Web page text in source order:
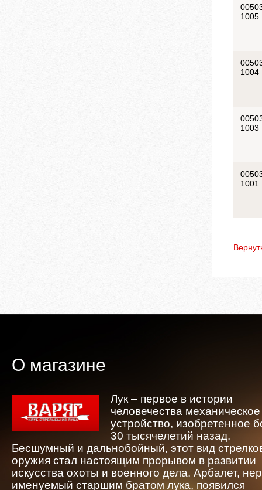
1005
1004
1003
1001
О магазине
Лук – первое в истории
человечества механическое
устройство, изобретенное
30 тысячелетий назад.
Бесшумный и дальнобойный, этот вид
оружия стал настоящим прорывом в развитии
искусства охоты и военного дела. Арбалет,
именуемый старшим братом лука, появился